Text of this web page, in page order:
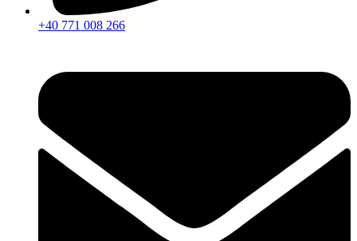
+40 771 008 266